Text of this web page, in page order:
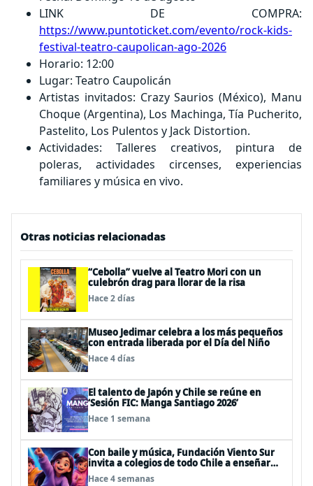
LINK DE COMPRA:
https://www.puntoticket.com/evento/rock-kids-
festival-teatro-caupolican-ago-2026
Horario: 12:00
Lugar: Teatro Caupolicán
Artistas invitados: Crazy Saurios (México), Manu
Choque (Argentina), Los Machinga, Tía Pucherito,
Pastelito, Los Pulentos y Jack Distortion.
Actividades: Talleres creativos, pintura de
poleras, actividades circenses, experiencias
familiares y música en vivo.
Otras noticias relacionadas
“Cebolla” vuelve al Teatro Mori con un
culebrón drag para llorar de la risa
Hace 2 días
Museo Jedimar celebra a los más pequeños
con entrada liberada por el Día del Niño
Hace 4 días
El talento de Japón y Chile se reúne en
‘Sesión FIC: Manga Santiago 2026’
Hace 1 semana
Con baile y música, Fundación Viento Sur
invita a colegios de todo Chile a enseñar
autocuidado a los más pequeños
Hace 4 semanas